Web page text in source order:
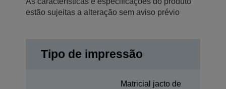
estão sujeitas a alteração sem aviso prévio
Tipo de impressão
Matricial jacto de